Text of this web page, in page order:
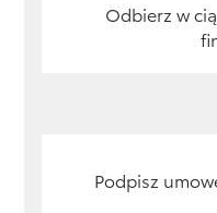
Odbierz w
Podpisz